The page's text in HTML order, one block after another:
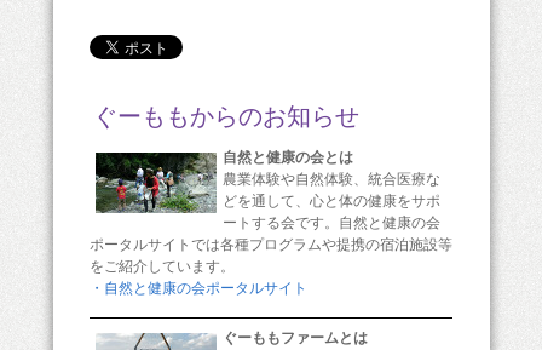
ぐーももからのお知らせ
自然と健康の会とは
農業体験や自然体験、統合医療な
どを通して、心と体の健康をサポ
ートする会です。自然と健康の会
ポータルサイトでは各種プログラムや提携の宿泊施設等
をご紹介しています。
・自然と健康の会ポータルサイト
ぐーももファームとは